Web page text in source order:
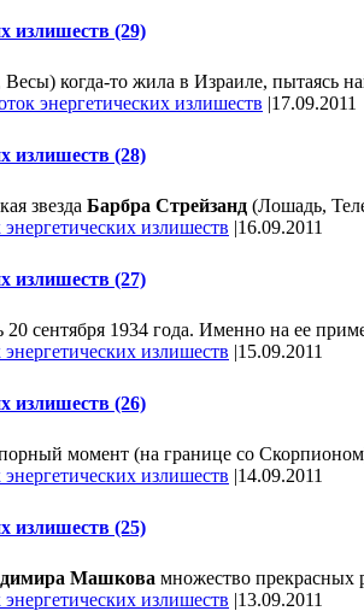
излишеств (29)
когда-то жила в Израиле, пытаясь
энергетических излишеств |17.09.2011
излишеств (28)
звезда Барбра Стрейзанд (Лошадь,
излишеств |16.09.2011
излишеств (27)
20 сентября 1934 года. Именно на ее
излишеств |15.09.2011
излишеств (26)
момент (на границе со
излишеств |14.09.2011
излишеств (25)
Машкова множество прекрасных
излишеств |13.09.2011